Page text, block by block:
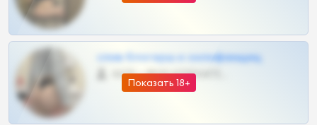
Показать 18+
слив блогерш и онлифанщиц
4675 •